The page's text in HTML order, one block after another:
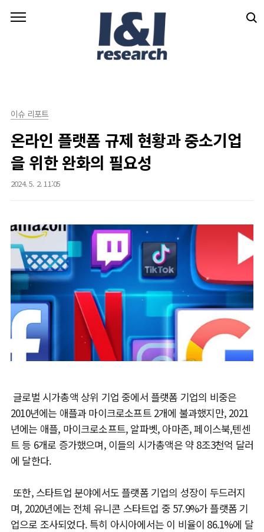
이슈 리포트
온라인 플랫폼 규제 현황과 중소기업
을 위한 완화의 필요성
2024. 5. 2. 11:05
글로벌 시가총액 상위 기업 중에서 플랫폼 기업의 비중은
2010년에는 애플과 마이크로소프트 2개에 불과했지만, 2021
년에는 애플, 마이크로소프트, 알파벳, 아마존, 페이스북,텐센
트 등 6개로 증가했으며, 이들의 시가총액은 약 8조3천억 달러
에 달한다.
또한, 스타트업 분야에서도 플랫폼 기업의 성장이 두드러지
며, 2020년에는 전체 유니콘 스타트업 중 57.9%가 플랫폼 기
업으로 조사되었다. 특히 아시아에서는 이 비율이 86.1%에 달